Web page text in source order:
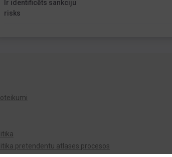
Ir identificēts sankciju
risks
pretendentu atlases procesos